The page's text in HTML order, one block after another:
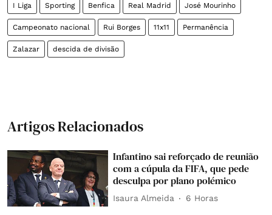
I Liga Sporting Benfica Real Madrid José Mourinho
Campeonato nacional Rui Borges 11x11 Permanência
Zalazar descida de divisão
Artigos Relacionados
Infantino sai reforçado de reunião
com a cúpula da FIFA, que pede
desculpa por plano polémico
Isaura Almeida 6 Horas